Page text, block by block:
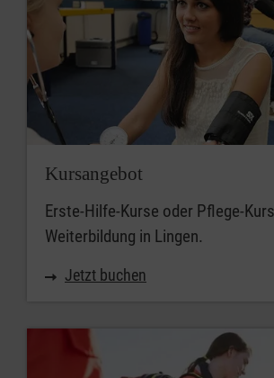
Kursangebot
Erste-Hilfe-Kurse oder Pflege-
Weiterbildung in Lingen.
Jetzt buchen